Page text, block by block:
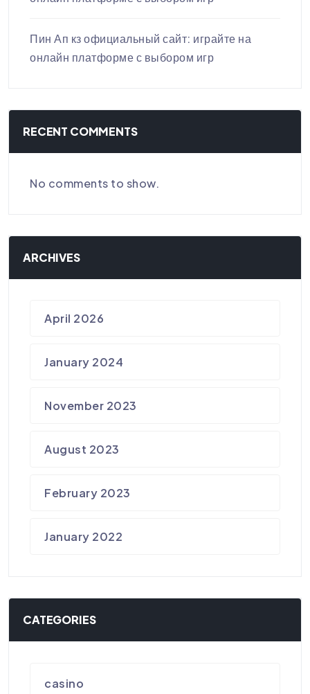
Пин Ап кз официальный сайт: играйте на
онлайн платформе с выбором игр
RECENT COMMENTS
No comments to show.
ARCHIVES
April 2026
January 2024
November 2023
August 2023
February 2023
January 2022
CATEGORIES
casino